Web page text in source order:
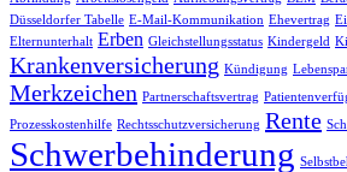
Düsseldorfer Tabelle E-Mail-Kommunikation Ehevertrag
Elternunterhalt Erben Gleichstellungsstatus Kindergeld
Krankenversicherung Kündigung
Merkzeichen Partnerschaftsvertrag
Prozesskostenhilfe Rechtsschutzversicherung Rente
Schwerbehinderung